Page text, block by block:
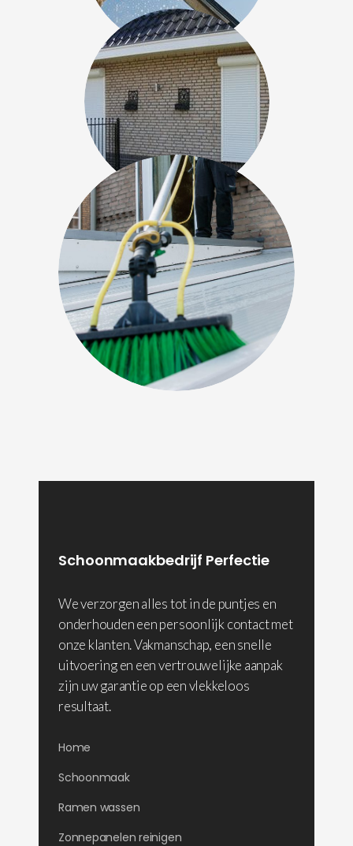
Schoonmaakbedrijf Perfectie
We verzorgen alles tot in de puntjes en
onderhouden een persoonlijk contact met
onze klanten. Vakmanschap, een snelle
uitvoering en een vertrouwelijke aanpak
zijn uw garantie op een vlekkeloos
resultaat.
Home
Schoonmaak
Ramen wassen
Zonnepanelen reinigen